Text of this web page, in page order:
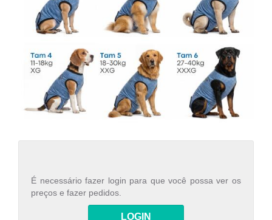
É necessário fazer login para que você possa ver os
preços e fazer pedidos.
LOGIN